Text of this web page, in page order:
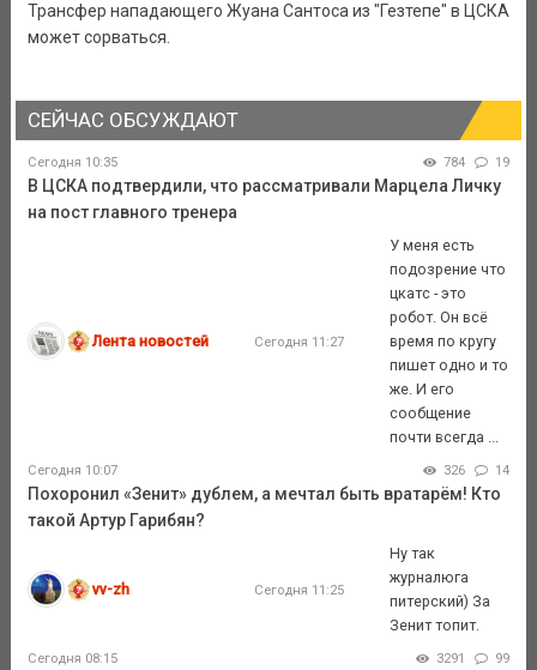
Трансфер нападающего Жуана Сантоса из "Гезтепе" в ЦСКА
может сорваться.
СЕЙЧАС ОБСУЖДАЮТ
Сегодня 10:35 784 19
В ЦСКА подтвердили, что рассматривали Марцела Личку
на пост главного тренера
Лента новостей Сегодня 11:27
У меня есть
подозрение что
цкатс - это
робот. Он всё
время по кругу
пишет одно и то
же. И его
сообщение
почти всегда ...
Сегодня 10:07 326 14
Похоронил «Зенит» дублем, а мечтал быть вратарём! Кто
такой Артур Гарибян?
vv-zh Сегодня 11:25
Ну так
журналюга
питерский) За
Зенит топит.
Сегодня 08:15 3291 99